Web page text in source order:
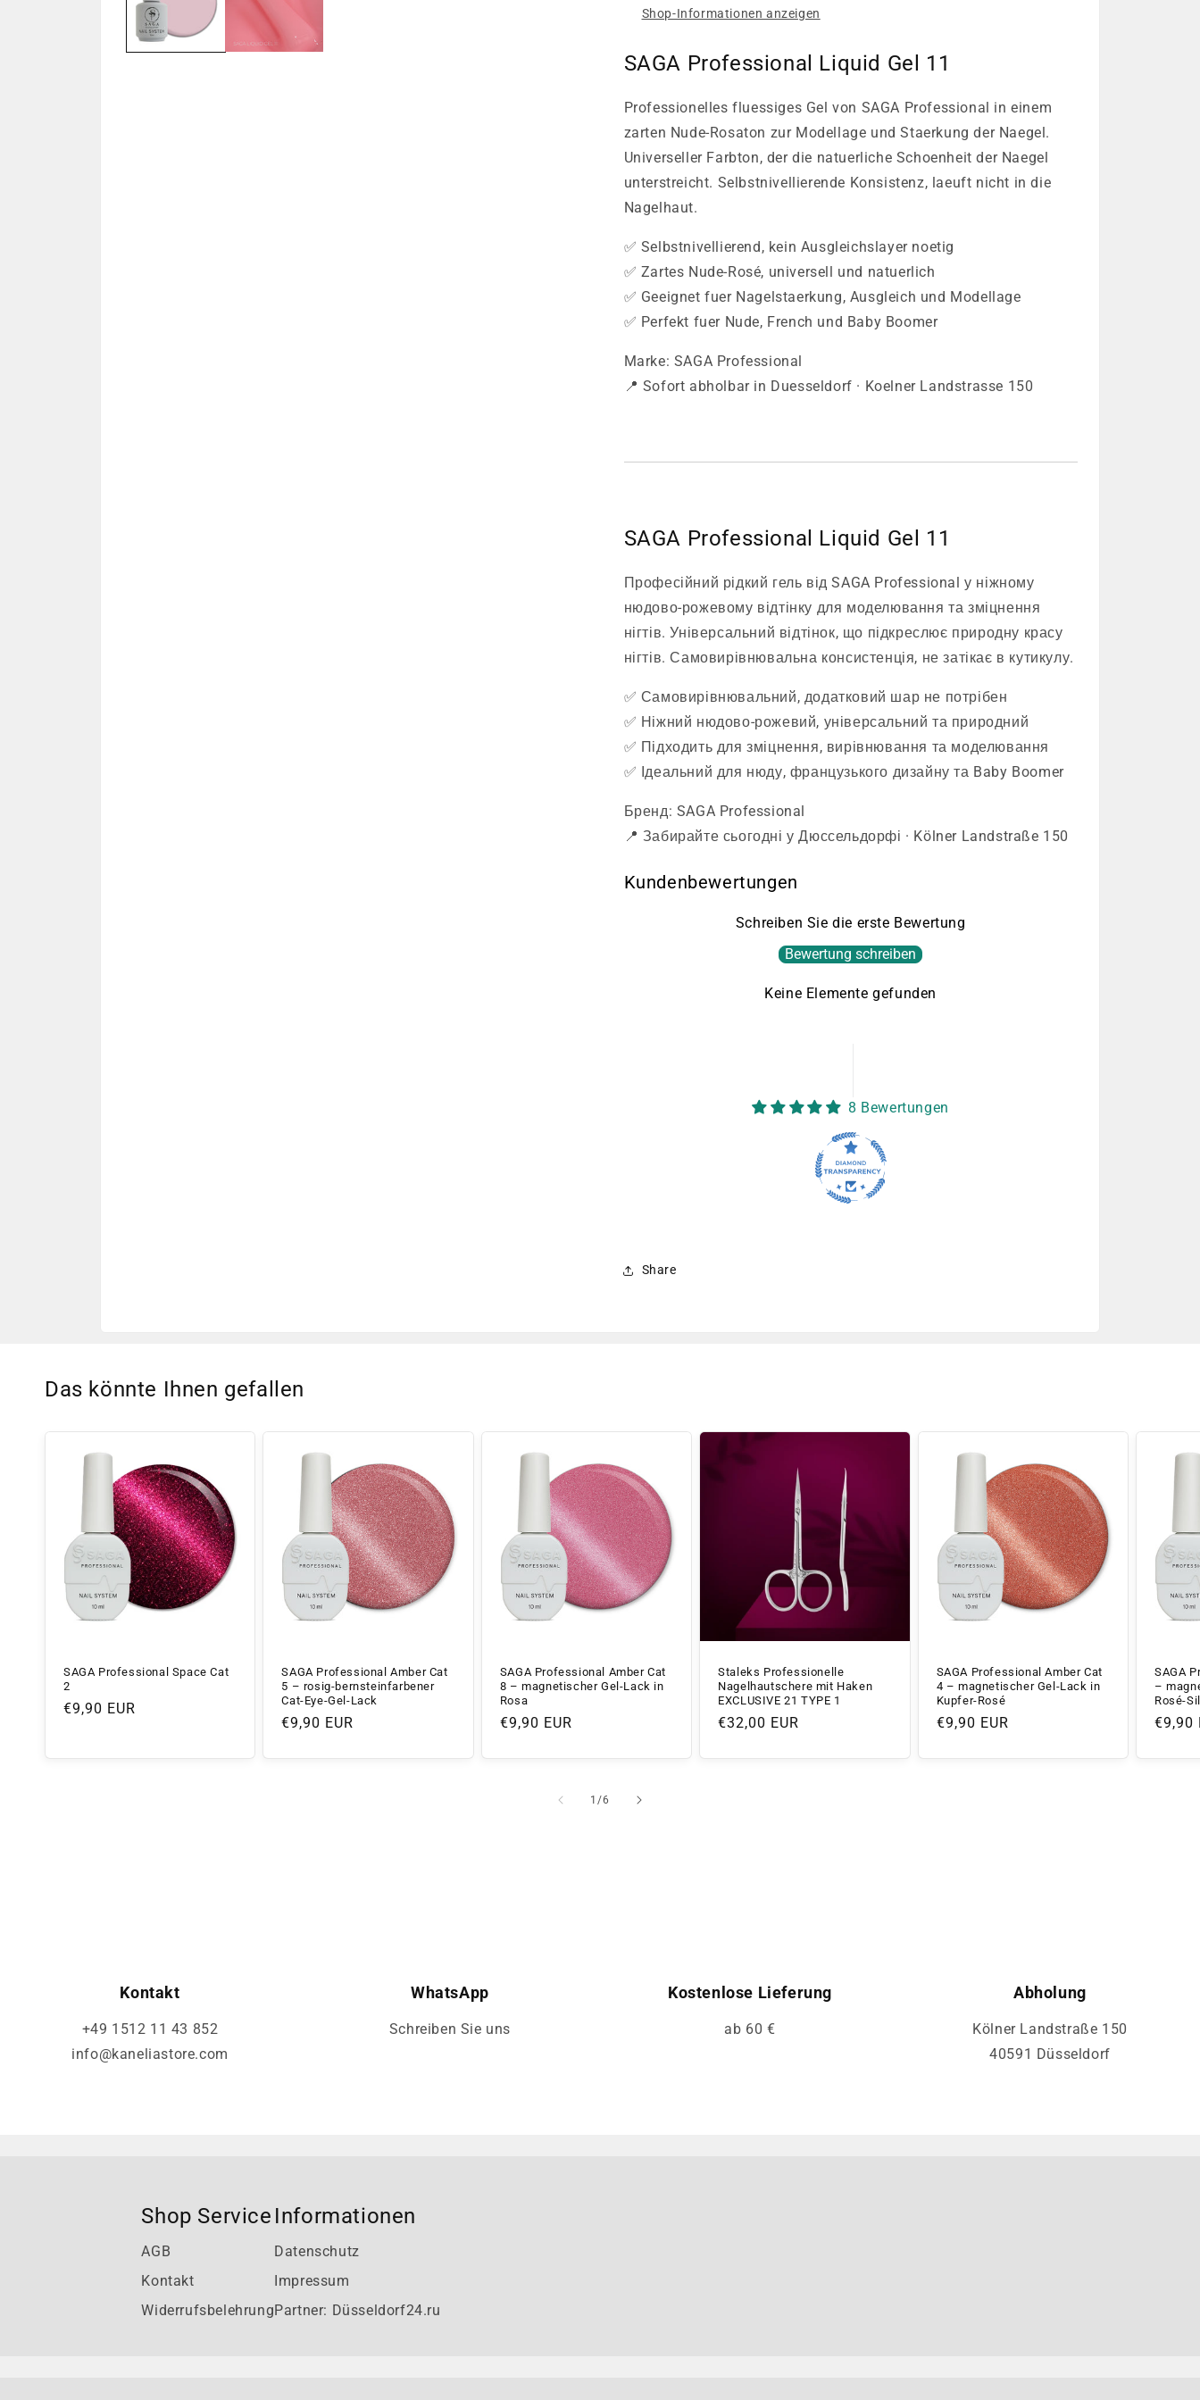
Shop-Informationen anzeigen
SAGA Professional Liquid Gel 11
Professionelles fluessiges Gel von SAGA Professional in einem
zarten Nude-Rosaton zur Modellage und Staerkung der Naegel.
Universeller Farbton, der die natuerliche Schoenheit der Naegel
unterstreicht. Selbstnivellierende Konsistenz, laeuft nicht in die
Nagelhaut.
✅ Selbstnivellierend, kein Ausgleichslayer noetig
✅ Zartes Nude-Rosé, universell und natuerlich
✅ Geeignet fuer Nagelstaerkung, Ausgleich und Modellage
✅ Perfekt fuer Nude, French und Baby Boomer
Marke: SAGA Professional
📍 Sofort abholbar in Duesseldorf · Koelner Landstrasse 150
SAGA Professional Liquid Gel 11
Професійний рідкий гель від SAGA Professional у ніжному
нюдово-рожевому відтінку для моделювання та зміцнення
нігтів. Універсальний відтінок, що підкреслює природну красу
нігтів. Самовирівнювальна консистенція, не затікає в кутикулу.
✅ Самовирівнювальний, додатковий шар не потрібен
✅ Ніжний нюдово-рожевий, універсальний та природний
✅ Підходить для зміцнення, вирівнювання та моделювання
✅ Ідеальний для нюду, французького дизайну та Baby Boomer
Бренд: SAGA Professional
📍 Забирайте сьогодні у Дюссельдорфі · Kölner Landstraße 150
Kundenbewertungen
Schreiben Sie die erste Bewertung
Bewertung schreiben
Keine Elemente gefunden
8 Bewertungen
Share
Das könnte Ihnen gefallen
SAGA Professional Space Cat
2
Normaler
€9,90 EUR
SAGA Professional Amber Cat
5 – rosig-bernsteinfarbener
Cat-Eye-Gel-Lack
Normaler
€9,90 EUR
SAGA Professional Amber Cat
8 – magnetischer Gel-Lack in
Rosa
Normaler
€9,90 EUR
Staleks Professionelle
Nagelhautschere mit Haken
EXCLUSIVE 21 TYPE 1
Normaler
€32,00 EUR
SAGA Professional Amber Cat
4 – magnetischer Gel-Lack in
Kupfer-Rosé
Normaler
€9,90 EUR
SAGA
–
Rosé-
€9,90
1/von
6
Kontakt
+49 1512 11 43 852
info@kaneliastore.com
WhatsApp
Schreiben Sie uns
Kostenlose Lieferung
ab 60 €
Abholung
Kölner Landstraße 150
40591 Düsseldorf
Shop Service
AGB
Kontakt
Widerrufsbelehrung
Informationen
Datenschutz
Impressum
Partner: Düsseldorf24.ru